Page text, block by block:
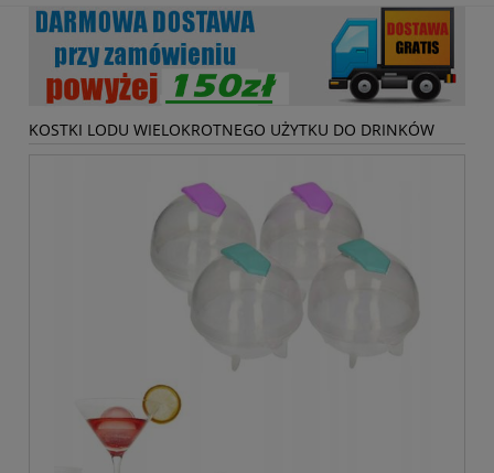
KOSTKI LODU WIELOKROTNEGO UŻYTKU DO DRINKÓW